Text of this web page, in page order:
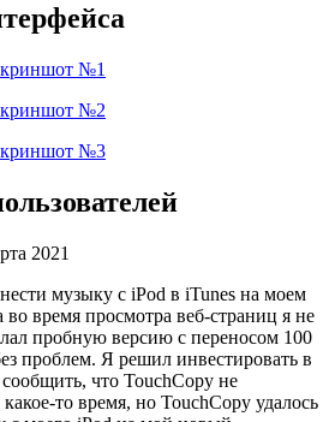
2021
музыку с iPod в iTunes на моем
время просмотра веб-страниц я не
пробную версию с переносом 100
проблем. Я решил инвестировать в
что TouchCopy не
то время, но TouchCopy удалось